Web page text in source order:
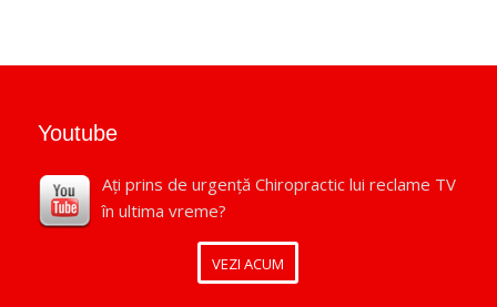
Youtube
Ați prins de urgență Chiropractic lui reclame TV
în ultima vreme?
VEZI ACUM